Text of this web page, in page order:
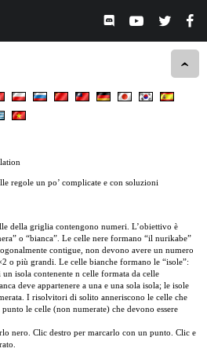
regole un po’ complicate e con soluzioni
della griglia contengono numeri. L’obiettivo è
o “bianca”. Le celle nere formano “il nurikabe”
contigue, non devono avere un numero
o più grandi. Le celle bianche formano le “isole”:
isola contenente n celle formata da celle
deve appartenere a una e una sola isola; le isole
I risolvitori di solito anneriscono le celle che
le celle (non numerate) che devono essere
nero. Clic destro per marcarlo con un punto. Clic e